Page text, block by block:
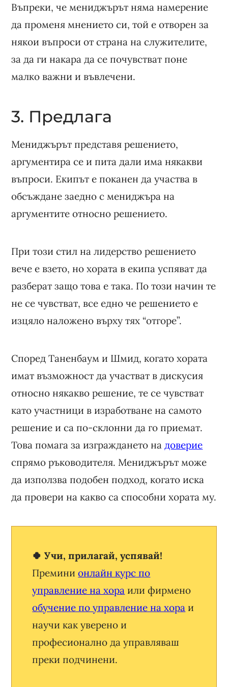
Въпреки, че мениджърът няма намерение
да променя мнението си, той е отворен за
някои въпроси от страна на служителите,
за да ги накара да се почувстват поне
малко важни и въвлечени.
3. Предлага
Мениджърът представя решението,
аргументира се и пита дали има някакви
въпроси. Екипът е поканен да участва в
обсъждане заедно с мениджъра на
аргументите относно решението.
При този стил на лидерство решението
вече е взето, но хората в екипа успяват да
разберат защо това е така. По този начин те
не се чувстват, все едно че решението е
изцяло наложено върху тях “отгоре”.
Според Таненбаум и Шмид, когато хората
имат възможност да участват в дискусия
относно някакво решение, те се чувстват
като участници в изработване на самото
решение и са по-склонни да го приемат.
Това помага за изграждането на доверие
спрямо ръководителя. Мениджърът може
да използва подобен подход, когато иска
да провери на какво са способни хората му.
🍀 Учи, прилагай, успявай!
Преминионлайн курс по
управление на хора или фирмено
обучение по управление на хора и
научи как уверено и
професионално да управляваш
преки подчинени.